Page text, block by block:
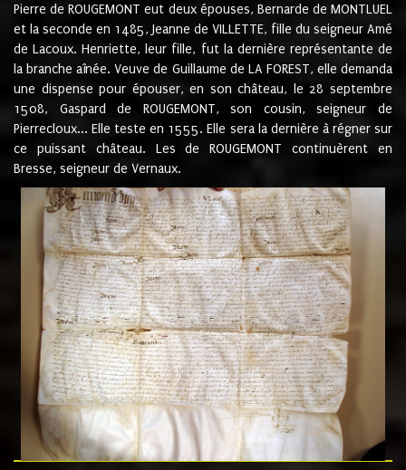
Pierre de ROUGEMONT eut deux épouses, Bernarde de MONTLUEL
et la seconde en 1485, Jeanne de VILLETTE, fille du seigneur Amé
de Lacoux. Henriette, leur fille, fut la dernière représentante de
la branche aînée. Veuve de Guillaume de LA FOREST, elle demanda
une dispense pour épouser, en son château, le 28 septembre
1508, Gaspard de ROUGEMONT, son cousin, seigneur de
Pierrecloux... Elle teste en 1555. Elle sera la dernière à régner sur
ce puissant château. Les de ROUGEMONT continuèrent en
Bresse, seigneur de Vernaux.